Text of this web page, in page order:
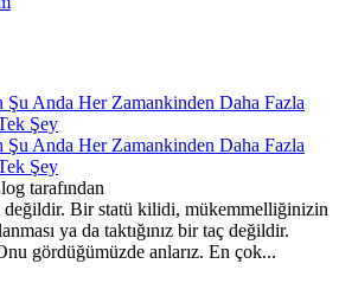
Anda Her Zamankinden Daha Fazla
Şey
Anda Her Zamankinden Daha Fazla
Şey
tarafından
Bir statü kilidi, mükemmelliğinizin
ya da taktığınız bir taç değildir.
gördüğümüzde anlarız. En çok...